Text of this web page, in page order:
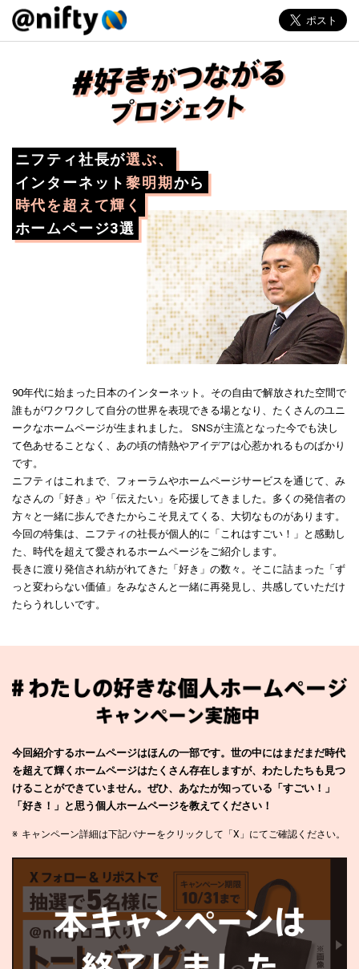
ニフティ社長が選ぶ、
インターネット黎明期から
時代を超えて輝く
ホームページ3選
90年代に始まった日本のインターネット。その自由で解放された空間で
誰もがワクワクして自分の世界を表現できる場となり、たくさんのユニ
ークなホームページが生まれました。 SNSが主流となった今でも決し
て色あせることなく、あの頃の情熱やアイデアは心惹かれるものばかり
です。
ニフティはこれまで、フォーラムやホームページサービスを通じて、み
なさんの「好き」や「伝えたい」を応援してきました。多くの発信者の
方々と一緒に歩んできたからこそ見えてくる、大切なものがあります。
今回の特集は、ニフティの社長が個人的に「これはすごい！」と感動し
た、時代を超えて愛されるホームページをご紹介します。
長きに渡り発信され紡がれてきた「好き」の数々。そこに詰まった「ず
っと変わらない価値」をみなさんと一緒に再発見し、共感していただけ
たらうれしいです。
今回紹介するホームページはほんの一部です。世の中にはまだまだ時代
を超えて輝くホームページはたくさん存在しますが、わたしたちも見つ
けることができていません。ぜひ、あなたが知っている「すごい！」
「好き！」と思う個人ホームページを教えてください！
※ キャンペーン詳細は下記バナーをクリックして「X」にてご確認ください。